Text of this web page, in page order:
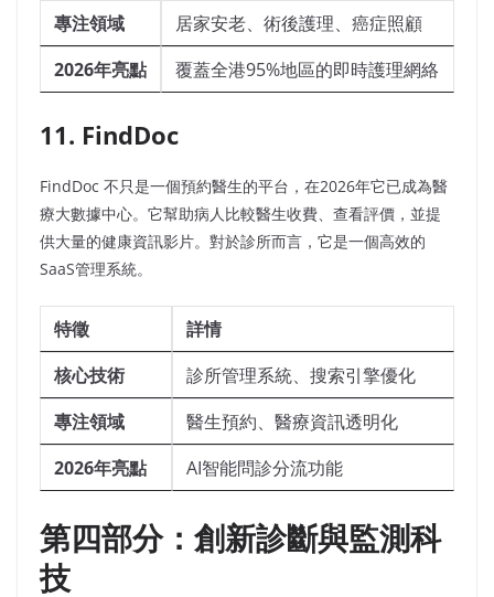
專注領域
居家安老、術後護理、癌症照顧
2026年亮點
覆蓋全港95%地區的即時護理網絡
11. FindDoc
FindDoc 不只是一個預約醫生的平台，在2026年它已成為醫
療大數據中心。它幫助病人比較醫生收費、查看評價，並提
供大量的健康資訊影片。對於診所而言，它是一個高效的
SaaS管理系統。
特徵
詳情
核心技術
診所管理系統、搜索引擎優化
專注領域
醫生預約、醫療資訊透明化
2026年亮點
AI智能問診分流功能
第四部分：創新診斷與監測科
技